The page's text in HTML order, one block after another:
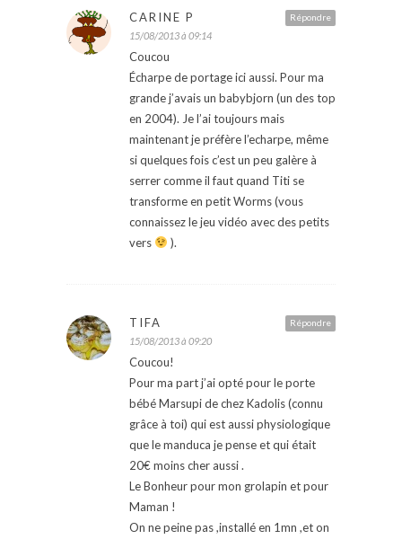
Répondre
CARINE P
15/08/2013 à 09:14
Coucou
Écharpe de portage ici aussi. Pour ma
grande j’avais un babybjorn (un des top
en 2004). Je l’ai toujours mais
maintenant je préfère l’echarpe, même
si quelques fois c’est un peu galère à
serrer comme il faut quand Titi se
transforme en petit Worms (vous
connaissez le jeu vidéo avec des petits
vers
).
Répondre
TIFA
15/08/2013 à 09:20
Coucou!
Pour ma part j’ai opté pour le porte
bébé Marsupi de chez Kadolis (connu
grâce à toi) qui est aussi physiologique
que le manduca je pense et qui était
20€ moins cher aussi .
Le Bonheur pour mon grolapin et pour
Maman !
On ne peine pas ,installé en 1mn ,et on